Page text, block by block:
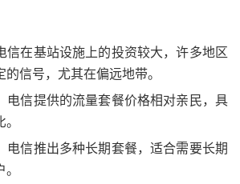
信在基站设施上的投资较大，许多地区
信号，尤其在偏远地带。
电信提供的流量套餐价格相对亲民，具
电信推出多种长期套餐，适合需要长期